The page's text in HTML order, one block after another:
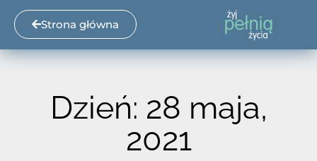
Strona główna
Dzień: 28 maja,
2021